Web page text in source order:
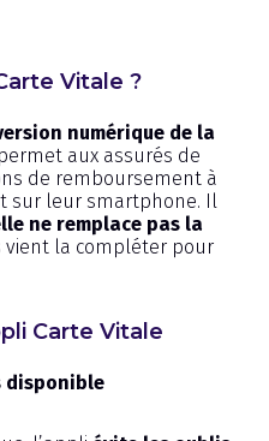
Vitale ?
numérique de la
aux assurés de
de remboursement à
sur leur smartphone. Il
ne remplace pas la
vient la compléter pour
Carte Vitale
disponible